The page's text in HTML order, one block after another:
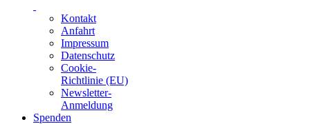
Kontakt
Anfahrt
Impressum
Datenschutz
Cookie-
Richtlinie (EU)
Newsletter-
Anmeldung
Spenden